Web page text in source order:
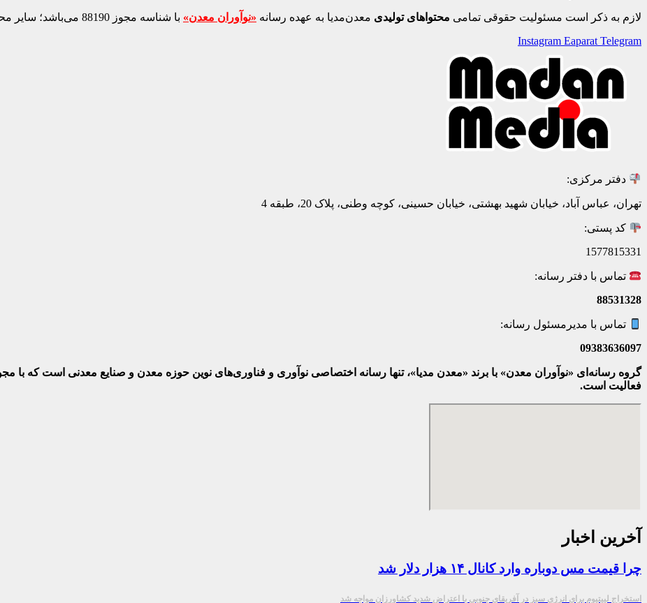
لازم به ذکر است مسئولیت حقوقی تمامی محتواهای تولیدی معدن‌مدیا به عهده رسانه «نوآوران معدن» با شناسه مجوز 88190 می‌باشد؛ سایر محتواهای درج‌شده بازنشر و با ذکر منبع است.
Instagram Eaparat Telegram
دفتر مرکزی:
تهران، عباس آباد، خیابان شهید بهشتی، خیابان حسینی، کوچه وطنی، پلاک 20، طبقه 4
کد پستی:
1577815331
تماس با دفتر رسانه:
88531328
تماس با مدیرمسئول رسانه:
09383636097
گروه رسانه‌ای «نوآوران معدن» با برند «معدن مدیا»، تنها رسانه اختصاصی نوآوری و فناوری‌های نوین حوزه معدن و صنایع معدنی‌ است که با
فعالیت است.
آخرین اخبار
چرا قیمت مس دوباره وارد کانال ۱۴ هزار دلار شد
استخراج لییتیوم برای انرژی سبز در آفریقای جنوبی با اعتراض شدید کشاورزان مواجه شد